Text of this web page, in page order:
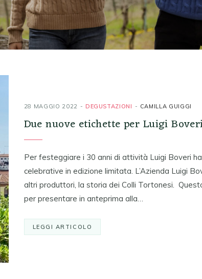
28 MAGGIO 2022 DEGUSTAZIONI CAMILLA GUIGGI
Due nuove etichette per Luigi
Per festeggiare i 30 anni di attività Luigi Boveri
celebrative in edizione limitata. L’Azienda Luigi
altri produttori, la storia dei Colli Tortonesi.
per presentare in anteprima alla…
LEGGI ARTICOLO